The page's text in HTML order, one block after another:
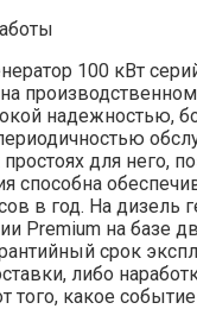
100 кВт
надежностью,
для него,
способна
в год. На дизель
Premium на базе
срок
либо
того, какое